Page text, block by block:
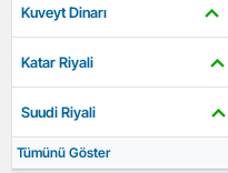
Kuveyt Dinarı
Katar Riyali
Suudi Riyali
Tümünü Göster